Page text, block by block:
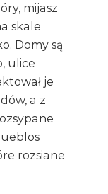
mijasz
skale
Domy są
ulice
je
a z
rozsiane